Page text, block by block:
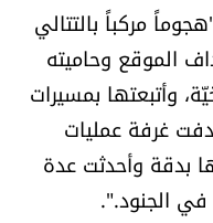
مركباً بالتتالي
الموقع وحاميته
وأتبعتها بمسيرات
غرفة عمليات
بدقة وأحدثت عدة
الجنود.‏".